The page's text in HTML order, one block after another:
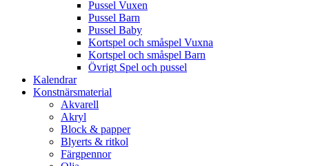
Pussel Vuxen
Pussel Barn
Pussel Baby
Kortspel och småspel Vuxna
Kortspel och småspel Barn
Övrigt Spel och pussel
Kalendrar
Konstnärsmaterial
Akvarell
Akryl
Block & papper
Blyerts & ritkol
Färgpennor